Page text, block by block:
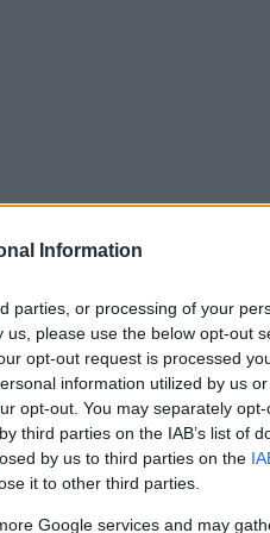
Information
parties, or processing of your
please use the below opt-out
opt-out request is processed
information utilized by us
opt-out. You may separately
third parties on the IAB’s list of
by us to third parties on the
it to other third parties.
Google services and may